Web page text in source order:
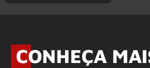
CONHEÇA